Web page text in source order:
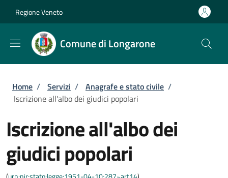
Regione Veneto
Comune di Longarone
Briciole di pane
Home / Servizi / Anagrafe e stato civile /
Iscrizione all'albo dei giudici popolari
Iscrizione all'albo dei
giudici popolari